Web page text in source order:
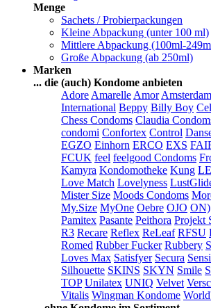
Menge
Sachets / Probierpackungen
Kleine Abpackung (unter 100 ml)
Mittlere Abpackung (100ml-
Große Abpackung (ab 250ml)
Marken
... die (auch) Kondome anbieten
Adore Amarelle Amor Amsterdam
International Beppy Billy Boy
Chess Condoms Claudia
condomi Confortex Control
EGZO Einhorn ERCO EXS
FCUK feel feelgood Condoms
Kamyra Kondomotheke Kung
Love Match Lovelyness
Mister Size Moods Condoms
My.Size MyOne Oebre OJO ON)
Pamitex Pasante Peithora Projekt
R3 Recare Reflex ReLeaf RFSU
Romed Rubber Fucker Rubbery
Loves Max Satisfyer Secura
Silhouette SKINS SKYN Smile
TOP Unilatex UNIQ Velvet
Vitalis Wingman Kondome